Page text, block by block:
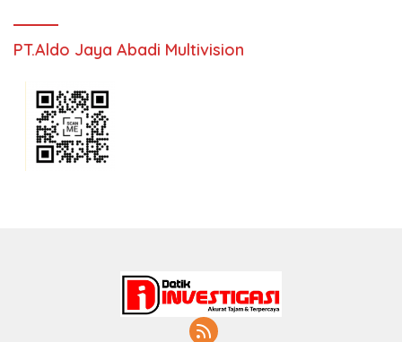
PT.Aldo Jaya Abadi Multivision